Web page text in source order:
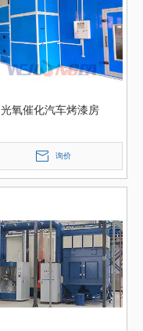
光氧催化汽车烤漆房
询价